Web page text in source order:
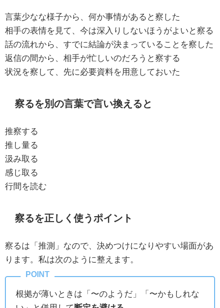
言葉少なな様子から、何か事情があると察した
相手の表情を見て、今は深入りしないほうがよいと察る
話の流れから、すでに結論が決まっていることを察した
返信の間から、相手が忙しいのだろうと察する
状況を察して、先に必要資料を用意しておいた
察るを別の言葉で言い換えると
推察する
推し量る
汲み取る
感じ取る
行間を読む
察るを正しく使うポイント
察るは「推測」なので、決めつけになりやすい場面があ
ります。私は次のように整えます。
根拠が薄いときは「〜のようだ」「〜かもしれな